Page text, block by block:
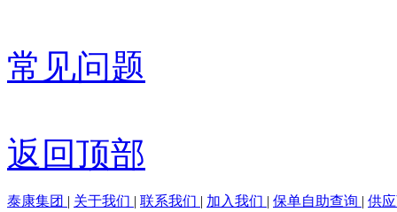
常见问题
返回顶部
泰康集团 | 关于我们 | 联系我们 | 加入我们 | 保单自助查询 | 供